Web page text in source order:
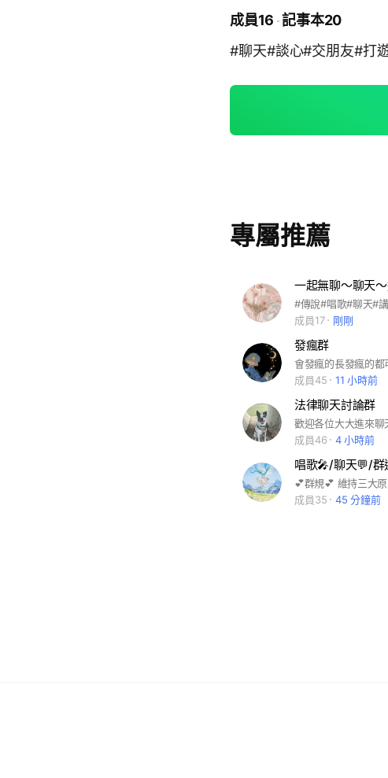
成員16 記事本20
#聊天#談心#交朋友#打
專屬推薦
一起無聊～聊天
#傳說#唱歌#聊天#
成員17
剛剛
發瘋群
會發瘋的長發瘋的都
成員45
11 小時前
法律聊天討論群
成員46
4 小時前
唱歌🎤/聊天💬/
成員35
45 分鐘前